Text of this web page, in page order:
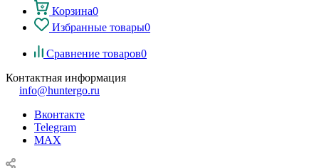
Корзина0
Избранные товары0
Сравнение товаров0
Контактная информация
info@huntergo.ru
Вконтакте
Telegram
MAX